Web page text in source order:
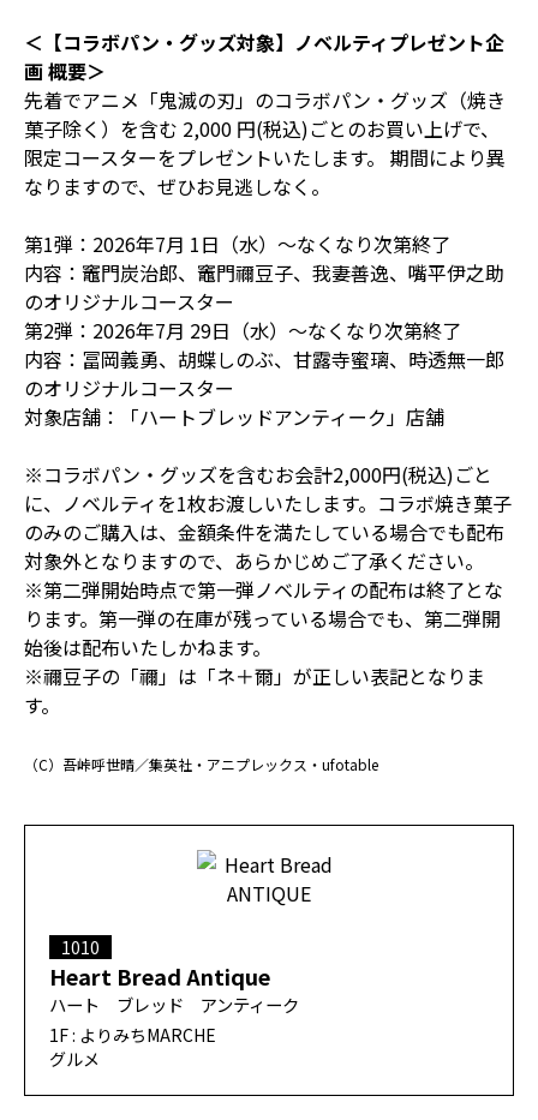
＜【コラボパン・グッズ対象】ノベルティプレゼント企
画 概要＞
先着でアニメ「鬼滅の刃」のコラボパン・グッズ（焼き
菓子除く）を含む 2,000 円(税込)ごとのお買い上げで、
限定コースターをプレゼントいたします。 期間により異
なりますので、ぜひお見逃しなく。
第1弾：2026年7月 1日（水）〜なくなり次第終了
内容：竈門炭治郎、竈門禰豆子、我妻善逸、嘴平伊之助
のオリジナルコースター
第2弾：2026年7月 29日（水）〜なくなり次第終了
内容：冨岡義勇、胡蝶しのぶ、甘露寺蜜璃、時透無一郎
のオリジナルコースター
対象店舗：「ハートブレッドアンティーク」店舗
※コラボパン・グッズを含むお会計2,000円(税込)ごと
に、ノベルティを1枚お渡しいたします。コラボ焼き菓子
のみのご購入は、金額条件を満たしている場合でも配布
対象外となりますので、あらかじめご了承ください。
※第二弾開始時点で第一弾ノベルティの配布は終了とな
ります。第一弾の在庫が残っている場合でも、第二弾開
始後は配布いたしかねます。
※禰豆子の「禰」は「ネ＋爾」が正しい表記となりま
す。
（C）吾峠呼世晴／集英社・アニプレックス・ufotable
1010
Heart Bread Antique
ハート ブレッド アンティーク
1F : よりみちMARCHE
グルメ